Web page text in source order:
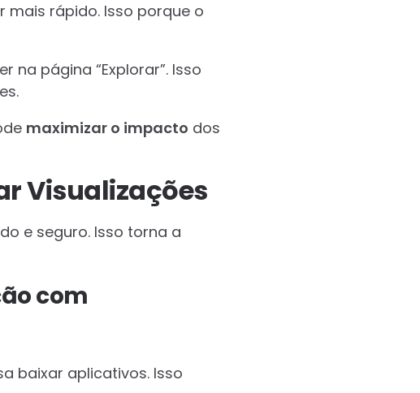
mais rápido. Isso porque o
na página “Explorar”. Isso
maximizar o impacto dos
Visualizações
e seguro. Isso torna a
com
baixar aplicativos. Isso